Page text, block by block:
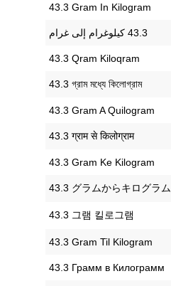
‎43.3 Gram In Kilogram
‎43.3 Qram Kiloqram
‎43.3 গ্রাম মধ্যে কিলোগ্রাম
‎43.3 Gram A Quilogram
‎43.3 ग्राम से किलोग्राम
‎43.3 Gram Ke Kilogram
‎43.3 グラムからキログラム
‎43.3 그램 킬로그램
‎43.3 Gram Til Kilogram
‎43.3 Грамм в Килограмм